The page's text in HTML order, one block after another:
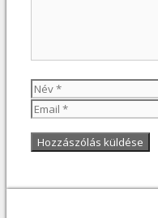
Név